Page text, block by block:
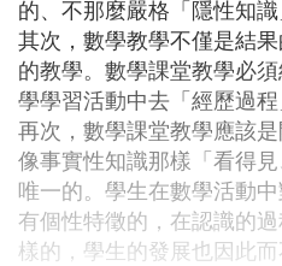
的、不那麼嚴格「隱性知識
其次，數學教學不僅是結
的教學。數學課堂教學必
學學習活動中去「經歷過程
再次，數學課堂教學應該
像事實性知識那樣「看得
唯一的。學生在數學活動
有個性特徵的，在認識的
樣的，學生的發展也因此